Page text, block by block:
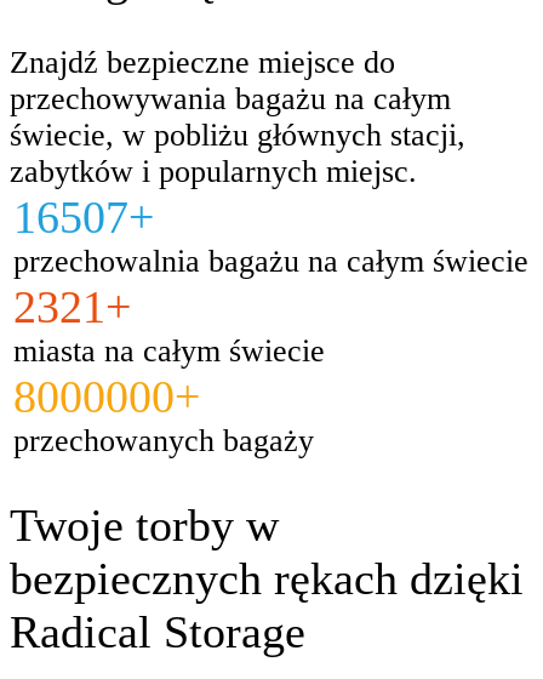
Znajdź bezpieczne miejsce do
przechowywania bagażu na całym
świecie, w pobliżu głównych stacji,
zabytków i popularnych miejsc.
16507+
przechowalnia bagażu na całym świecie
2321+
miasta na całym świecie
8000000+
przechowanych bagaży
Twoje torby w
bezpiecznych rękach dzięki
Radical Storage